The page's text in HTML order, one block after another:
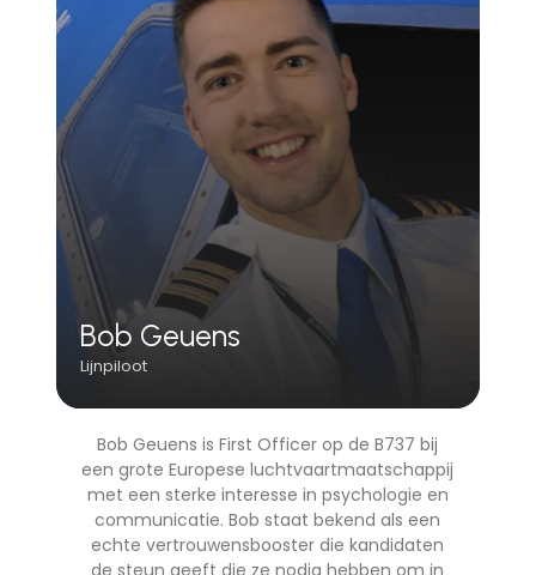
Bob Geuens
Lijnpiloot
Bob Geuens is First Officer op de B737 bij
een grote Europese luchtvaartmaatschappij
met een sterke interesse in psychologie en
communicatie. Bob staat bekend als een
echte vertrouwensbooster die kandidaten
de steun geeft die ze nodig hebben om in